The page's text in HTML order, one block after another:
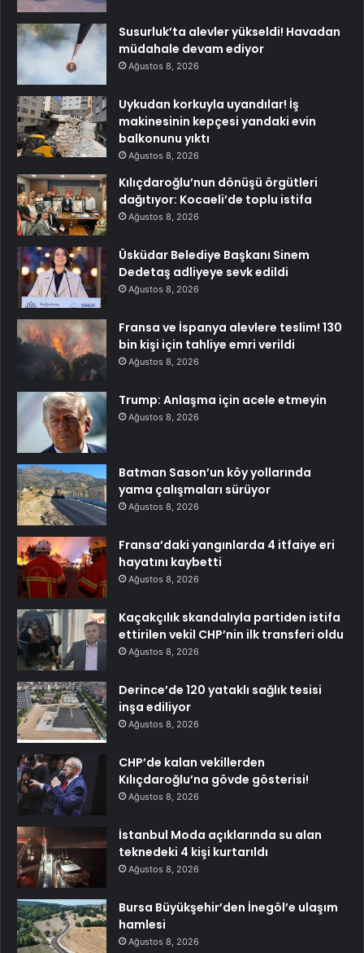
Susurluk’ta alevler yükseldi! Havadan
müdahale devam ediyor
Ağustos 8, 2026
Uykudan korkuyla uyandılar! İş
makinesinin kepçesi yandaki evin
balkonunu yıktı
Ağustos 8, 2026
Kılıçdaroğlu’nun dönüşü örgütleri
dağıtıyor: Kocaeli’de toplu istifa
Ağustos 8, 2026
Üsküdar Belediye Başkanı Sinem
Dedetaş adliyeye sevk edildi
Ağustos 8, 2026
Fransa ve İspanya alevlere teslim! 130
bin kişi için tahliye emri verildi
Ağustos 8, 2026
Trump: Anlaşma için acele etmeyin
Ağustos 8, 2026
Batman Sason’un köy yollarında
yama çalışmaları sürüyor
Ağustos 8, 2026
Fransa’daki yangınlarda 4 itfaiye eri
hayatını kaybetti
Ağustos 8, 2026
Kaçakçılık skandalıyla partiden istifa
ettirilen vekil CHP’nin ilk transferi oldu
Ağustos 8, 2026
Derince’de 120 yataklı sağlık tesisi
inşa ediliyor
Ağustos 8, 2026
CHP’de kalan vekillerden
Kılıçdaroğlu’na gövde gösterisi!
Ağustos 8, 2026
İstanbul Moda açıklarında su alan
teknedeki 4 kişi kurtarıldı
Ağustos 8, 2026
Bursa Büyükşehir’den İnegöl’e ulaşım
hamlesi
Ağustos 8, 2026